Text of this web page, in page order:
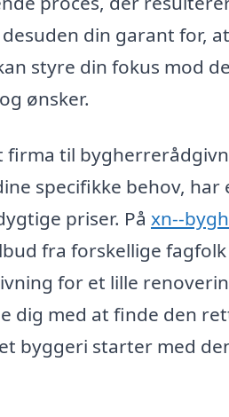
din garant for,
styre din fokus mod
ønsker.
firma til
specifikke behov,
priser. På xn--
fra forskellige
for et lille
dig med at finde den
byggeri starter med